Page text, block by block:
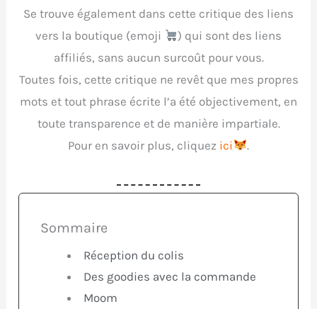
Se trouve également dans cette critique des liens
vers la boutique (emoji
) qui sont des liens
affiliés, sans aucun surcoût pour vous.
Toutes fois, cette critique ne revêt que mes propres
mots et tout phrase écrite l’a été objectivement, en
toute transparence et de manière impartiale.
Pour en savoir plus, cliquez ici .
Sommaire
Réception du colis
Des goodies avec la commande
Moom